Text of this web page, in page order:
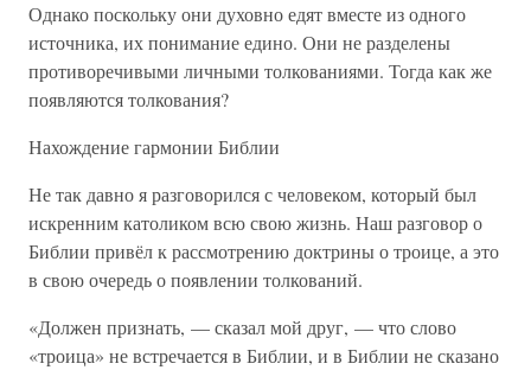
Однако поскольку они духовно едят вместе из одного
источника, их понимание едино. Они не разделены
противоречивыми личными толкованиями. Тогда как же
появляются толкования?
Нахождение гармонии Библии
Не так давно я разговорился с человеком, который был
искренним католиком всю свою жизнь. Наш разговор о
Библии привёл к рассмотрению доктрины о троице, а это
в свою очередь о появлении толкований.
«Должен признать, — сказал мой друг, — что слово
«троица» не встречается в Библии, и в Библии не сказано